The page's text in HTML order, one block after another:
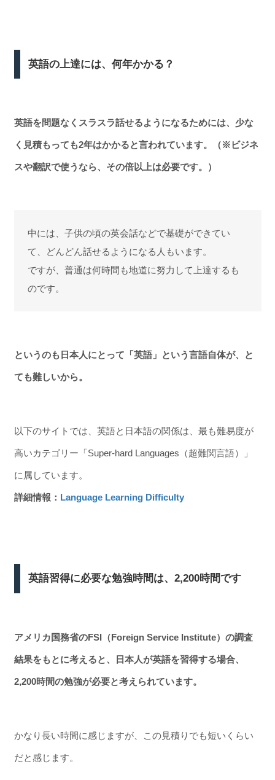
英語の上達には、何年かかる？
英語を問題なくスラスラ話せるようになるためには、少な
く見積もっても2年はかかると言われています。 （※ビジネ
スや翻訳で使うなら、その倍以上は必要です。）
中には、子供の頃の英会話などで基礎ができてい
て、どんどん話せるようになる人もいます。
ですが、普通は何時間も地道に努力して上達するも
のです。
というのも日本人にとって「英語」という言語自体が、と
ても難しいから。
以下のサイトでは、英語と日本語の関係は、最も難易度が
高いカテゴリー「Super-hard Languages（超難関言語）」
に属しています。
詳細情報： Language Learning Difficulty
英語習得に必要な勉強時間は、2,200時間です
アメリカ国務省のFSI（Foreign Service Institute）の調査
結果をもとに考えると、日本人が英語を習得する場合、
2,200時間の勉強が必要と考えられています。
かなり長い時間に感じますが、この見積りでも短いくらい
だと感じます。